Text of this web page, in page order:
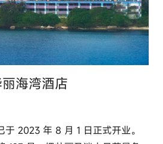
海湾酒店
2023 年 8 月 1 日正式开业。